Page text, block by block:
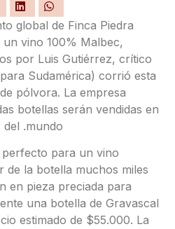
global de Finca Piedra
vino 100% Malbec,
por Luis Gutiérrez, crítico
Sudamérica) corrió esta
pólvora. La empresa
botellas serán vendidas en
del .mundo
para un vino
de la botella muchos miles
en pieza preciada para
una botella de Gravascal
estimado de $55.000. La